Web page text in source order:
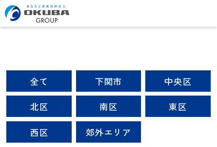
全て 下関市 中央区
北区 南区 東区
西区 郊外エリア